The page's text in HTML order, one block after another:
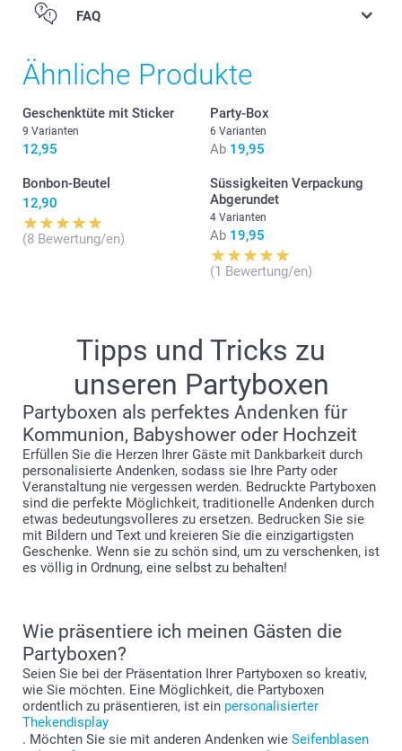
1 kg
Geschmacksrichtungen
finden Sie hier
FAQ
Ähnliche Produkte
Geschenktüte mit Sticker
9 Varianten
12,95
Party-Box
6 Varianten
Ab 19,95
Bonbon-Beutel
12,90
(8 Bewertung/en)
Süssigkeiten Verpackung
Abgerundet
4 Varianten
Ab 19,95
(1 Bewertung/en)
Tipps und Tricks zu
unseren Partyboxen
Partyboxen als perfektes Andenken für
Kommunion, Babyshower oder Hochzeit
Erfüllen Sie die Herzen Ihrer Gäste mit Dankbarkeit durch
personalisierte Andenken, sodass sie Ihre Party oder
Veranstaltung nie vergessen werden. Bedruckte Partyboxen
sind die perfekte Möglichkeit, traditionelle Andenken durch
etwas bedeutungsvolleres zu ersetzen. Bedrucken Sie sie
mit Bildern und Text und kreieren Sie die einzigartigsten
Geschenke. Wenn sie zu schön sind, um zu verschenken, ist
es völlig in Ordnung, eine selbst zu behalten!
Wie präsentiere ich meinen Gästen die
Partyboxen?
Seien Sie bei der Präsentation Ihrer Partyboxen so kreativ,
wie Sie möchten. Eine Möglichkeit, die Partyboxen
ordentlich zu präsentieren, ist ein personalisierter
Thekendisplay
. Möchten Sie sie mit anderen Andenken wie Seifenblasen